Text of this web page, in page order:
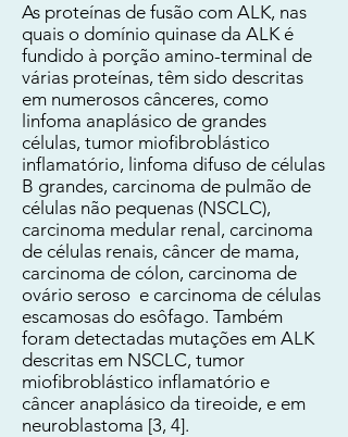
As proteínas de fusão com ALK, nas
quais o domínio quinase da ALK é
fundido à porção amino-terminal de
várias proteínas, têm sido descritas
em numerosos cânceres, como
linfoma anaplásico de grandes
células, tumor miofibroblástico
inflamatório, linfoma difuso de células
B grandes, carcinoma de pulmão de
células não pequenas (NSCLC),
carcinoma medular renal, carcinoma
de células renais, câncer de mama,
carcinoma de cólon, carcinoma de
ovário seroso e carcinoma de células
escamosas do esôfago. Também
foram detectadas mutações em ALK
descritas em NSCLC, tumor
miofibroblástico inflamatório e
câncer anaplásico da tireoide, e em
neuroblastoma [3, 4].